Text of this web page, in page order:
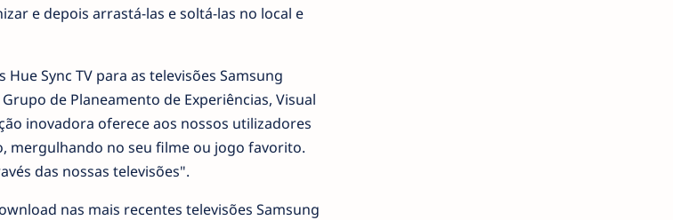
e depois arrastá-las e soltá-las no local e
Sync TV para as televisões Samsung
de Planeamento de Experiências, Visual
inovadora oferece aos nossos utilizadores
mergulhando no seu filme ou jogo favorito.
das nossas televisões".
nas mais recentes televisões Samsung